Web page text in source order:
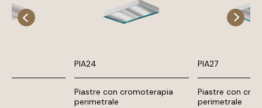
PIA24
Piastre con cromoterapia
perimetrale
PIA27
Piastre con
perimetrale